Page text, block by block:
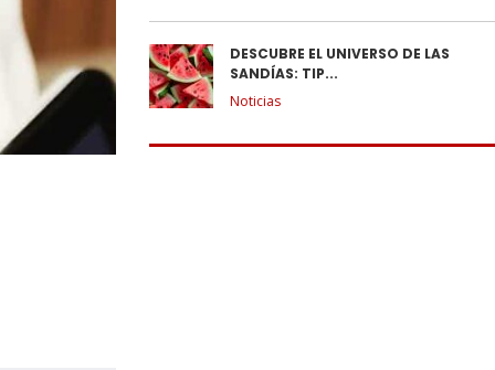
DESCUBRE EL UNIVERSO DE LAS
SANDÍAS: TIP...
Noticias